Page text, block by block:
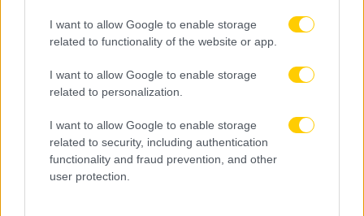
I want to allow Google to enable storage
related to functionality of the website or app.
I want to allow Google to enable storage
related to personalization.
I want to allow Google to enable storage
related to security, including authentication
functionality and fraud prevention, and other
user protection.